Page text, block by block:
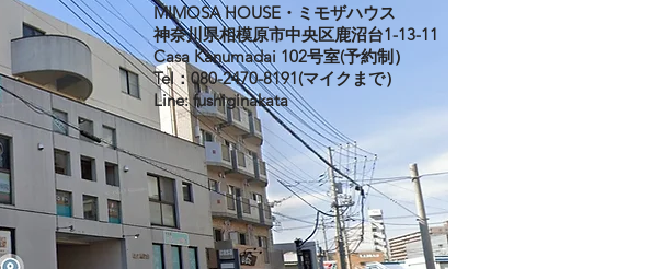
MIMOSA HOUSE・ミモザハウス
神奈川県相模原市中央区鹿沼台1-13-11
Casa Kanumadai 102号室(予約制）
Tel：080-2470-8191(マイクまで）
Line: fushiginakata